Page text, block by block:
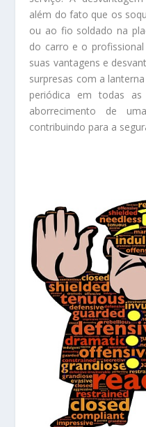
além do fato que os
ou ao fio soldado na
do carro e o
suas vantagens e
surpresas com a
periódica em todas
aborrecimento de
contribuindo para a